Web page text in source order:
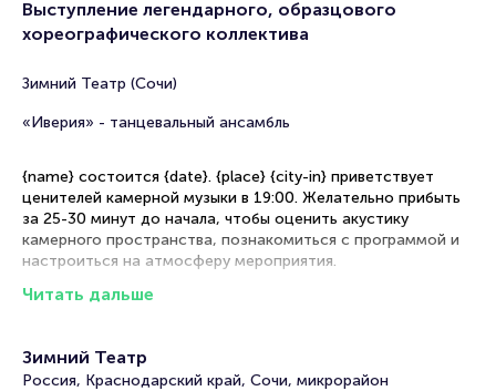
Выступление легендарного, образцового
хореографического коллектива
Зимний Театр (Сочи)
«Иверия» - танцевальный ансамбль
{name} состоится {date}. {place} {city-in} приветствует
ценителей камерной музыки в 19:00. Желательно прибыть
за 25-30 минут до начала, чтобы оценить акустику
камерного пространства, познакомиться с программой и
настроиться на атмосферу мероприятия.
Приглашаем вас на камерный концерт,
коллектива.
Читать дальше
Зимний Театр
Россия, Краснодарский край, Сочи, микрорайон